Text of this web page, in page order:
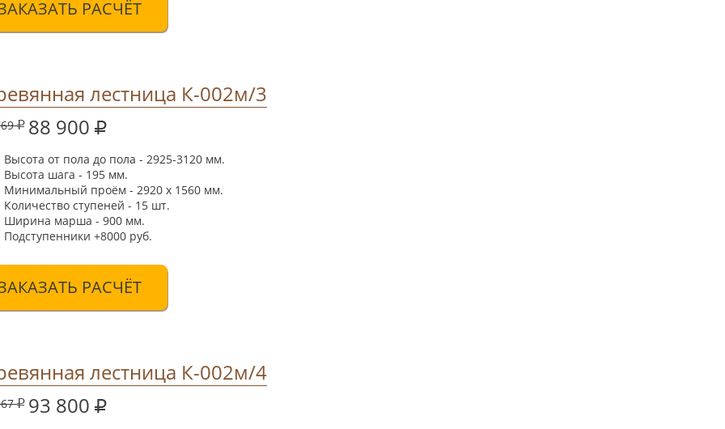
РАСЧЁТ
лестница К-002м/3
88 900
Высота от пола до пола - 2925-3120 мм.
Высота шага - 195 мм.
Минимальный проём - 2920 х 1560 мм.
Количество ступеней - 15 шт.
Ширина марша - 900 мм.
Подступенники +8000 руб.
РАСЧЁТ
лестница К-002м/4
93 800